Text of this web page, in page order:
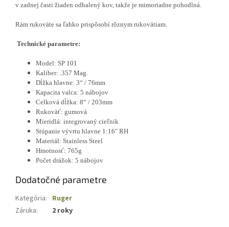
v zadnej časti žiaden odhalený kov, takže je mimoriadne pohodlná.
Rám rukoväte sa ľahko prispôsobí rôznym rukovätiam.
Technické parametre:
Model: SP 101
Kaliber: .357 Mag.
Dĺžka hlavne: 3“ / 76mm
Kapacita valca: 5 nábojov
Celková dĺžka: 8“ / 203mm
Rukoväť: gumová
Mieridlá: integrovaný cieľnik
Stúpanie vývrtu hlavne 1:16" RH
Materiál: Stainless Steel
Hmotnosť: 765g
Počet drážok: 5 nábojov
Dodatočné parametre
Kategória: Ruger
Záruka: 2 roky